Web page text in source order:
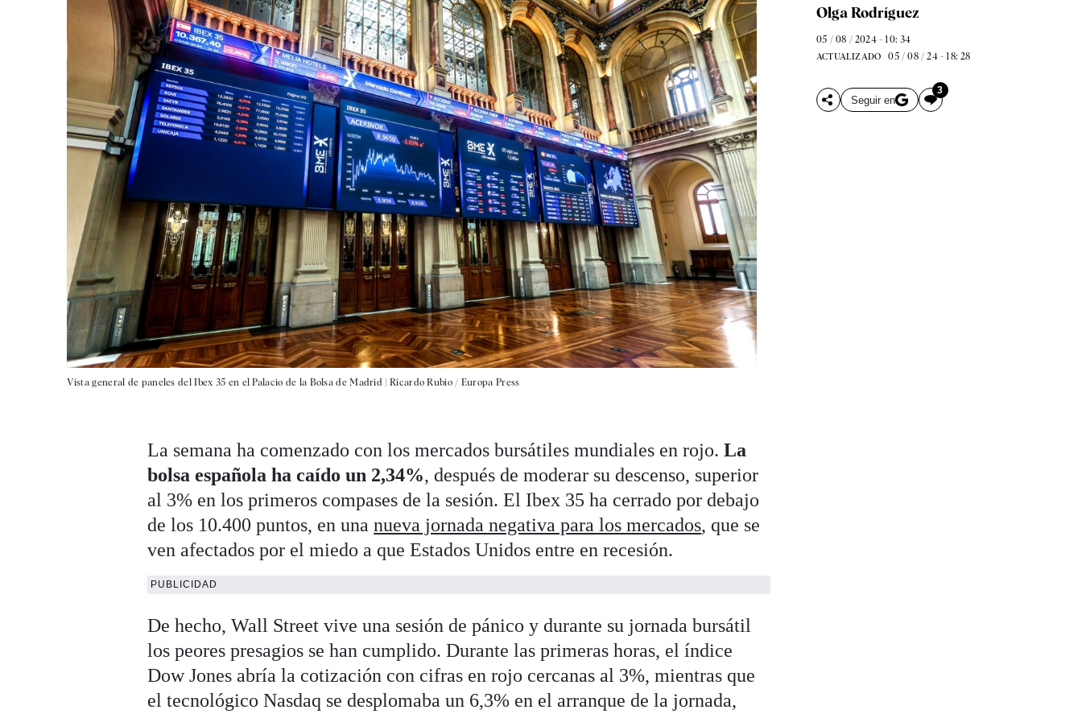
Vista general de paneles del Ibex 35 en el Palacio de la Bolsa de Madrid | Ricardo Rubio / Europa Press
Olga Rodríguez
05 / 08 / 2024 - 10: 34
ACTUALIZADO 05 / 08 / 24 - 18: 28
Seguir en
3
La semana ha comenzado con los mercados bursátiles mundiales en rojo.La
bolsa española ha caído un 2,34%, después de moderar su descenso, superior
al 3% en los primeros compases de la sesión. El Ibex 35 ha cerrado por debajo
de los 10.400 puntos, en unanueva jornada negativa para los mercados, que se
ven afectados por el miedo a que Estados Unidos entre en recesión.
PUBLICIDAD
De hecho, Wall Street vive una sesión de pánico y durante su jornada bursátil
los peores presagios se han cumplido. Durante las primeras horas, el índice
Dow Jones abría la cotización con cifras en rojo cercanas al 3%, mientras que
el tecnológico Nasdaq se desplomaba un 6,3% en el arranque de la jornada,